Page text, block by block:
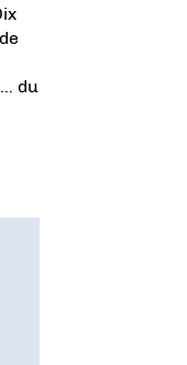
du